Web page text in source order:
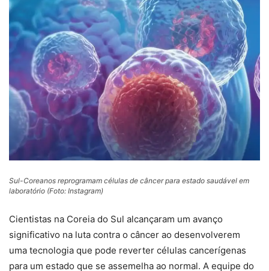
Sul-Coreanos reprogramam células de câncer para estado saudável em
laboratório (Foto: Instagram)
Cientistas na Coreia do Sul alcançaram um avanço
significativo na luta contra o câncer ao desenvolverem
uma tecnologia que pode reverter células cancerígenas
para um estado que se assemelha ao normal. A equipe do